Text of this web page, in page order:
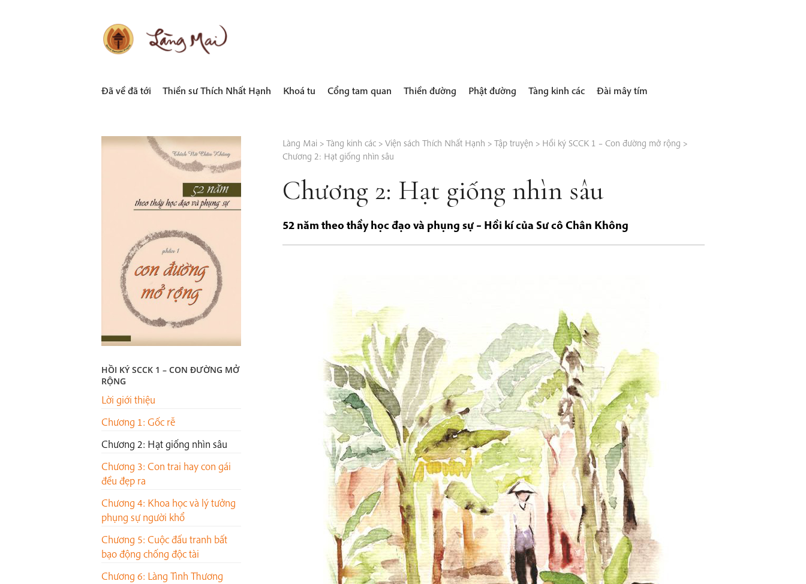
LÀNG MAI
Đã về đã tới Thiền sư Thích Nhất Hạnh Khoá tu Cổng tam quan Thiền đường Phật đường Tàng kinh các Đài mây tím
HỒI KÝ SCCK 1 – CON ĐƯỜNG MỞ
RỘNG
Lời giới thiệu
Chương 1: Gốc rễ
Chương 2: Hạt giống nhìn sâu
Chương 3: Con trai hay con gái
đều đẹp ra
Chương 4: Khoa học và lý tưởng
phụng sự người khổ
Chương 5: Cuộc đấu tranh bất
bạo động chống độc tài
Chương 6: Làng Tình Thương
Làng Mai> Tàng kinh các> Viện sách Thích Nhất Hạnh > Tập truyện > Hồi ký SCCK 1 – Con đường mở rộng >
Chương 2: Hạt giống nhìn sâu
Chương 2: Hạt giống nhìn sâu
52 năm theo thầy học đạo và phụng sự – Hồi kí của Sư cô Chân Không